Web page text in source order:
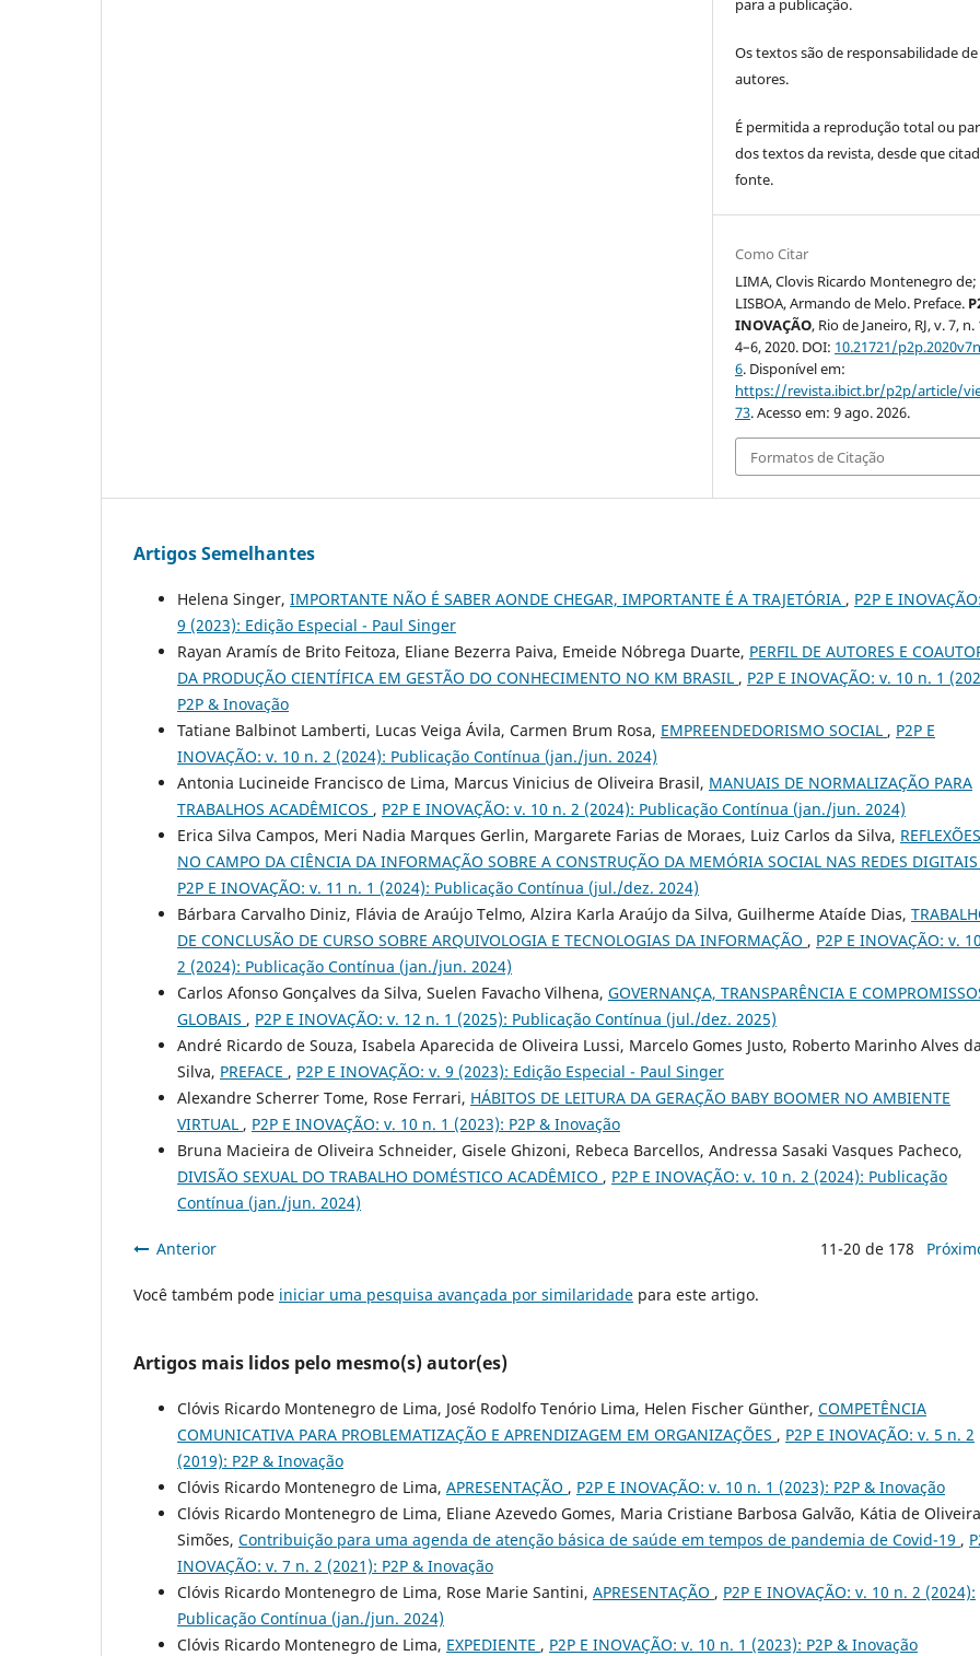
para a publicação.
Os textos são de responsabilidade de
autores.
É permitida a reprodução total ou
dos textos da revista, desde que
fonte.
Como Citar
LIMA, Clovis Ricardo Montenegro de;
LISBOA, Armando de Melo. Preface.
INOVAÇÃO, Rio de Janeiro, RJ, v. 7, n.
4–6, 2020. DOI: 10.21721/
6. Disponível em:
https://revista.ibict.br/p2p/article/
73. Acesso em: 9 ago. 2026.
Formatos de Citação
Artigos Semelhantes
Helena Singer, IMPORTANTE NÃO É SABER AONDE CHEGAR, IMPORTANTE É A TRAJETÓRIA , P2P E
9 (2023): Edição Especial - Paul Singer
Rayan Aramís de Brito Feitoza, Eliane Bezerra Paiva, Emeide Nóbrega Duarte, PERFIL DE AUTORES E
DA PRODUÇÃO CIENTÍFICA EM GESTÃO DO CONHECIMENTO NO KM BRASIL , P2P E INOVAÇÃO: v. 10 n. 1
P2P & Inovação
Tatiane Balbinot Lamberti, Lucas Veiga Ávila, Carmen Brum Rosa, EMPREENDEDORISMO SOCIAL , P2P E
INOVAÇÃO: v. 10 n. 2 (2024): Publicação Contínua (jan./jun. 2024)
Antonia Lucineide Francisco de Lima, Marcus Vinicius de Oliveira Brasil, MANUAIS DE NORMALIZAÇÃO PARA
TRABALHOS ACADÊMICOS , P2P E INOVAÇÃO: v. 10 n. 2 (2024): Publicação Contínua (jan./jun. 2024)
Erica Silva Campos, Meri Nadia Marques Gerlin, Margarete Farias de Moraes, Luiz Carlos da Silva, REFLEXÕES
NO CAMPO DA CIÊNCIA DA INFORMAÇÃO SOBRE A CONSTRUÇÃO DA MEMÓRIA SOCIAL NAS REDES DIGITAIS
P2P E INOVAÇÃO: v. 11 n. 1 (2024): Publicação Contínua (jul./dez. 2024)
Bárbara Carvalho Diniz, Flávia de Araújo Telmo, Alzira Karla Araújo da Silva, Guilherme Ataíde Dias,
DE CONCLUSÃO DE CURSO SOBRE ARQUIVOLOGIA E TECNOLOGIAS DA INFORMAÇÃO , P2P E INOVAÇÃO: v.
2 (2024): Publicação Contínua (jan./jun. 2024)
Carlos Afonso Gonçalves da Silva, Suelen Favacho Vilhena, GOVERNANÇA, TRANSPARÊNCIA E
GLOBAIS , P2P E INOVAÇÃO: v. 12 n. 1 (2025): Publicação Contínua (jul./dez. 2025)
André Ricardo de Souza, Isabela Aparecida de Oliveira Lussi, Marcelo Gomes Justo, Roberto Marinho Alves da
Silva, PREFACE , P2P E INOVAÇÃO: v. 9 (2023): Edição Especial - Paul Singer
Alexandre Scherrer Tome, Rose Ferrari, HÁBITOS DE LEITURA DA GERAÇÃO BABY BOOMER NO AMBIENTE
VIRTUAL , P2P E INOVAÇÃO: v. 10 n. 1 (2023): P2P & Inovação
Bruna Macieira de Oliveira Schneider, Gisele Ghizoni, Rebeca Barcellos, Andressa Sasaki Vasques Pacheco,
DIVISÃO SEXUAL DO TRABALHO DOMÉSTICO ACADÊMICO , P2P E INOVAÇÃO: v. 10 n. 2 (2024): Publicação
Contínua (jan./jun. 2024)
Anterior 11-20 de 178
Você também pode iniciar uma pesquisa avançada por similaridade para este artigo.
Artigos mais lidos pelo mesmo(s) autor(es)
Clóvis Ricardo Montenegro de Lima, José Rodolfo Tenório Lima, Helen Fischer Günther, COMPETÊNCIA
COMUNICATIVA PARA PROBLEMATIZAÇÃO E APRENDIZAGEM EM ORGANIZAÇÕES , P2P E INOVAÇÃO: v. 5 n. 2
(2019): P2P & Inovação
Clóvis Ricardo Montenegro de Lima, APRESENTAÇÃO , P2P E INOVAÇÃO: v. 10 n. 1 (2023): P2P & Inovação
Clóvis Ricardo Montenegro de Lima, Eliane Azevedo Gomes, Maria Cristiane Barbosa Galvão, Kátia de Oliveira
Simões, Contribuição para uma agenda de atenção básica de saúde em tempos de pandemia de Covid-19 ,
INOVAÇÃO: v. 7 n. 2 (2021): P2P & Inovação
Clóvis Ricardo Montenegro de Lima, Rose Marie Santini, APRESENTAÇÃO , P2P E INOVAÇÃO: v. 10 n. 2 (2024):
Publicação Contínua (jan./jun. 2024)
Clóvis Ricardo Montenegro de Lima, EXPEDIENTE , P2P E INOVAÇÃO: v. 10 n. 1 (2023): P2P & Inovação